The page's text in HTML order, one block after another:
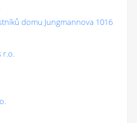
domu Jungmannova 1016
r.o.